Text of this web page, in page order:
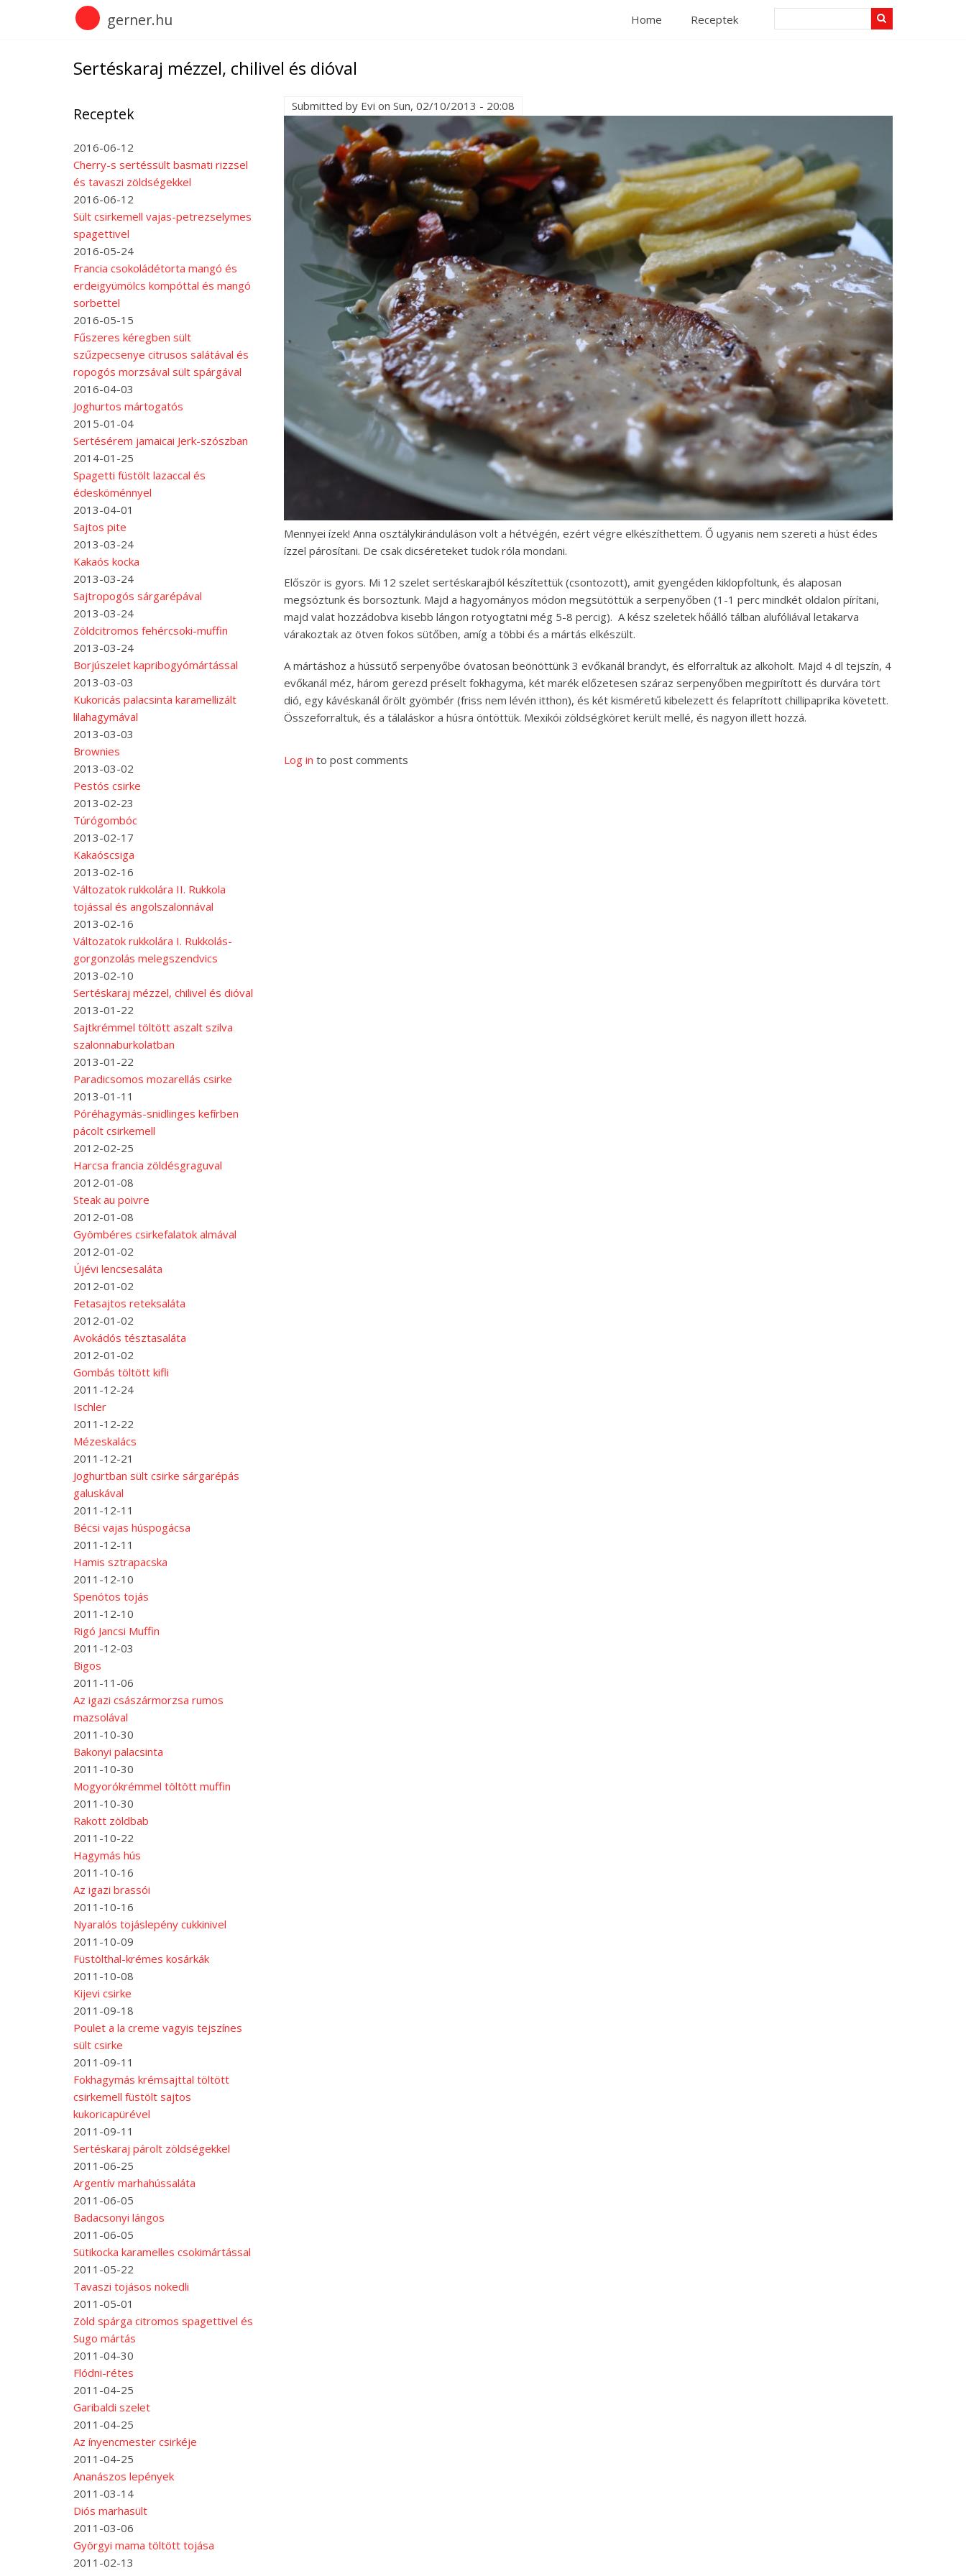
gerner.hu Home Receptek
Sertéskaraj mézzel, chilivel és dióval
Receptek
2016-06-12
Cherry-s sertéssült basmati rizzsel
és tavaszi zöldségekkel
2016-06-12
Sült csirkemell vajas-petrezselymes
spagettivel
2016-05-24
Francia csokoládétorta mangó és
erdeigyümölcs kompóttal és mangó
sorbettel
2016-05-15
Fűszeres kéregben sült
szűzpecsenye citrusos salátával és
ropogós morzsával sült spárgával
2016-04-03
Joghurtos mártogatós
2015-01-04
Sertésérem jamaicai Jerk-szószban
2014-01-25
Spagetti füstölt lazaccal és
édesköménnyel
2013-04-01
Sajtos pite
2013-03-24
Kakaós kocka
2013-03-24
Sajtropogós sárgarépával
2013-03-24
Zöldcitromos fehércsoki-muffin
2013-03-24
Borjúszelet kapribogyómártással
2013-03-03
Kukoricás palacsinta karamellizált
lilahagymával
2013-03-03
Brownies
2013-03-02
Pestós csirke
2013-02-23
Túrógombóc
2013-02-17
Kakaóscsiga
2013-02-16
Változatok rukkolára II. Rukkola
tojással és angolszalonnával
2013-02-16
Változatok rukkolára I. Rukkolás-
gorgonzolás melegszendvics
2013-02-10
Sertéskaraj mézzel, chilivel és dióval
2013-01-22
Sajtkrémmel töltött aszalt szilva
szalonnaburkolatban
2013-01-22
Paradicsomos mozarellás csirke
2013-01-11
Póréhagymás-snidlinges kefírben
pácolt csirkemell
2012-02-25
Harcsa francia zöldésgraguval
2012-01-08
Steak au poivre
2012-01-08
Gyömbéres csirkefalatok almával
2012-01-02
Újévi lencsesaláta
2012-01-02
Fetasajtos reteksaláta
2012-01-02
Avokádós tésztasaláta
2012-01-02
Gombás töltött kifli
2011-12-24
Ischler
2011-12-22
Mézeskalács
2011-12-21
Joghurtban sült csirke sárgarépás
galuskával
2011-12-11
Bécsi vajas húspogácsa
2011-12-11
Hamis sztrapacska
2011-12-10
Spenótos tojás
2011-12-10
Rigó Jancsi Muffin
2011-12-03
Bigos
2011-11-06
Az igazi császármorzsa rumos
mazsolával
2011-10-30
Bakonyi palacsinta
2011-10-30
Mogyorókrémmel töltött muffin
2011-10-30
Rakott zöldbab
2011-10-22
Hagymás hús
2011-10-16
Az igazi brassói
2011-10-16
Nyaralós tojáslepény cukkinivel
2011-10-09
Füstölthal-krémes kosárkák
2011-10-08
Kijevi csirke
2011-09-18
Poulet a la creme vagyis tejszínes
sült csirke
2011-09-11
Fokhagymás krémsajttal töltött
csirkemell füstölt sajtos
kukoricapürével
2011-09-11
Sertéskaraj párolt zöldségekkel
2011-06-25
Argentív marhahússaláta
2011-06-05
Badacsonyi lángos
2011-06-05
Sütikocka karamelles csokimártással
2011-05-22
Tavaszi tojásos nokedli
2011-05-01
Zöld spárga citromos spagettivel és
Sugo mártás
2011-04-30
Flódni-rétes
2011-04-25
Garibaldi szelet
2011-04-25
Az ínyencmester csirkéje
2011-04-25
Ananászos lepények
2011-03-14
Diós marhasült
2011-03-06
Györgyi mama töltött tojása
2011-02-13
Submitted by Evi on Sun, 02/10/2013 - 20:08
Mennyei ízek! Anna osztálykiránduláson volt a hétvégén, ezért végre elkészíthettem. Ő ugyanis nem szereti a húst édes
ízzel párosítani. De csak dicséreteket tudok róla mondani.
Először is gyors. Mi 12 szelet sertéskarajból készítettük (csontozott), amit gyengéden kiklopfoltunk, és alaposan
megsóztunk és borsoztunk. Majd a hagyományos módon megsütöttük a serpenyőben (1-1 perc mindkét oldalon pírítani,
majd valat hozzádobva kisebb lángon rotyogtatni még 5-8 percig). A kész szeletek hőálló tálban alufóliával letakarva
várakoztak az ötven fokos sütőben, amíg a többi és a mártás elkészült.
A mártáshoz a hússütő serpenyőbe óvatosan beönöttünk 3 evőkanál brandyt, és elforraltuk az alkoholt. Majd 4 dl tejszín, 4
evőkanál méz, három gerezd préselt fokhagyma, két marék előzetesen száraz serpenyőben megpirított és durvára tört
dió, egy kávéskanál őrölt gyömbér (friss nem lévén itthon), és két kisméretű kibelezett és felaprított chillipaprika követett.
Összeforraltuk, és a tálaláskor a húsra öntöttük. Mexikói zöldségköret került mellé, és nagyon illett hozzá.
Log in to post comments